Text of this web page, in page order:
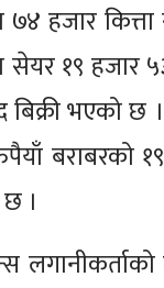
हजार
सेयर १९ हजार
बिक्री भएको छ
बराबरको
।